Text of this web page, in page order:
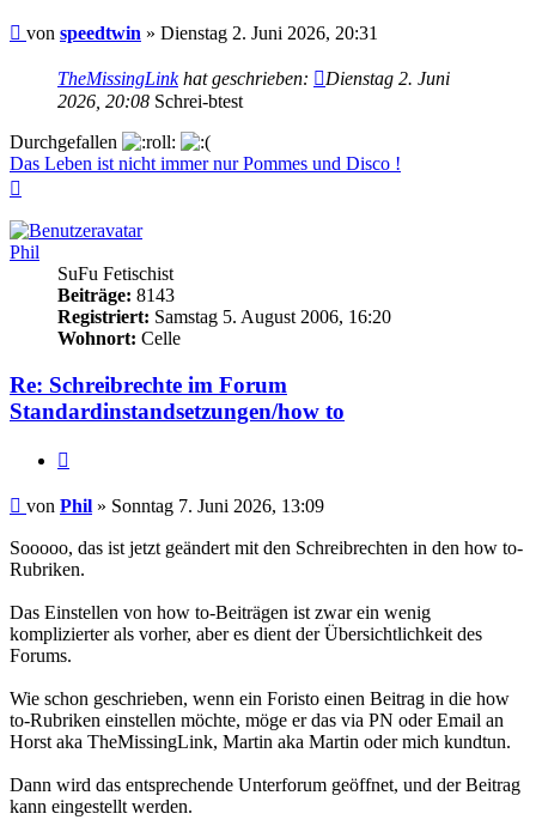
Beitrag
von speedtwin » Dienstag 2. Juni 2026, 20:31
TheMissingLinkhat geschrieben:
Dienstag 2. Juni
2026, 20:08 Schrei-btest
Durchgefallen
Das Leben ist nicht immer nur Pommes und Disco !
Phil
SuFu Fetischist
Beiträge: 8143
Registriert: Samstag 5. August 2006, 16:20
Wohnort: Celle
Re: Schreibrechte im Forum
Standardinstandsetzungen/how to
Beitrag
von Phil » Sonntag 7. Juni 2026, 13:09
Sooooo, das ist jetzt geändert mit den Schreibrechten in den how to-
Rubriken.
Das Einstellen von how to-Beiträgen ist zwar ein wenig
komplizierter als vorher, aber es dient der Übersichtlichkeit des
Forums.
Wie schon geschrieben, wenn ein Foristo einen Beitrag in die how
to-Rubriken einstellen möchte, möge er das via PN oder Email an
Horst aka TheMissingLink, Martin aka Martin oder mich kundtun.
Dann wird das entsprechende Unterforum geöffnet, und der Beitrag
kann eingestellt werden.